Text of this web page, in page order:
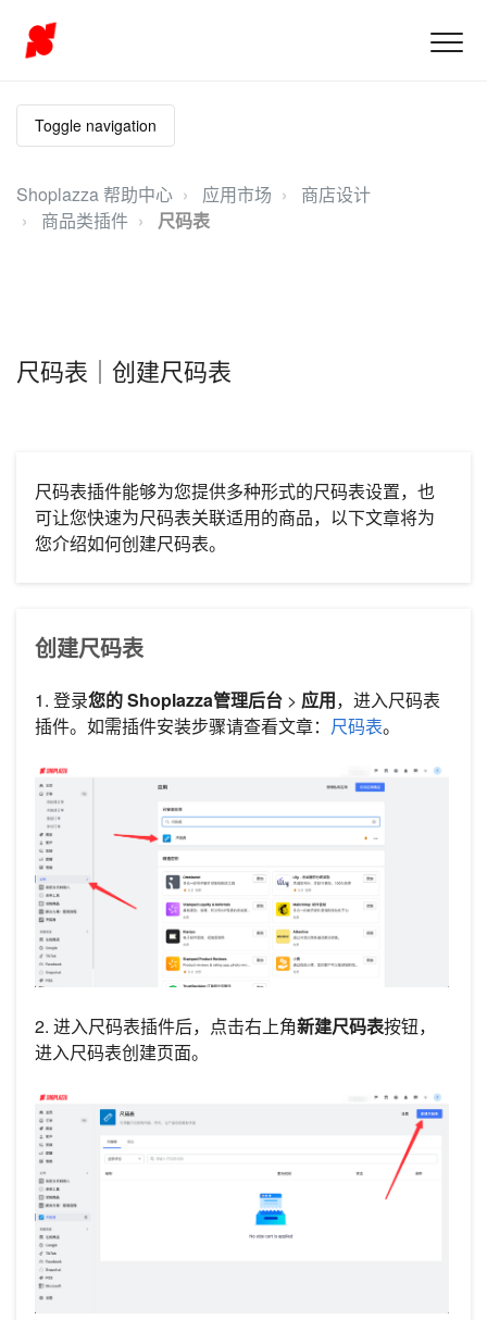
Toggle navigation
Shoplazza 帮助中心 应用市场
商店设计
商品类插件
尺码表
尺码表｜创建尺码表
尺码表插件能够为您提供多种形式的尺码表设置，也
可让您快速为尺码表关联适用的商品，以下文章将为
您介绍如何创建尺码表。
创建尺码表
1. 登录您的Shoplazza管理后台 > 应用，进入尺码表
插件。如需插件安装步骤请查看文章： 尺码表。
2. 进入尺码表插件后，点击右上角新建尺码表按钮，
进入尺码表创建页面。